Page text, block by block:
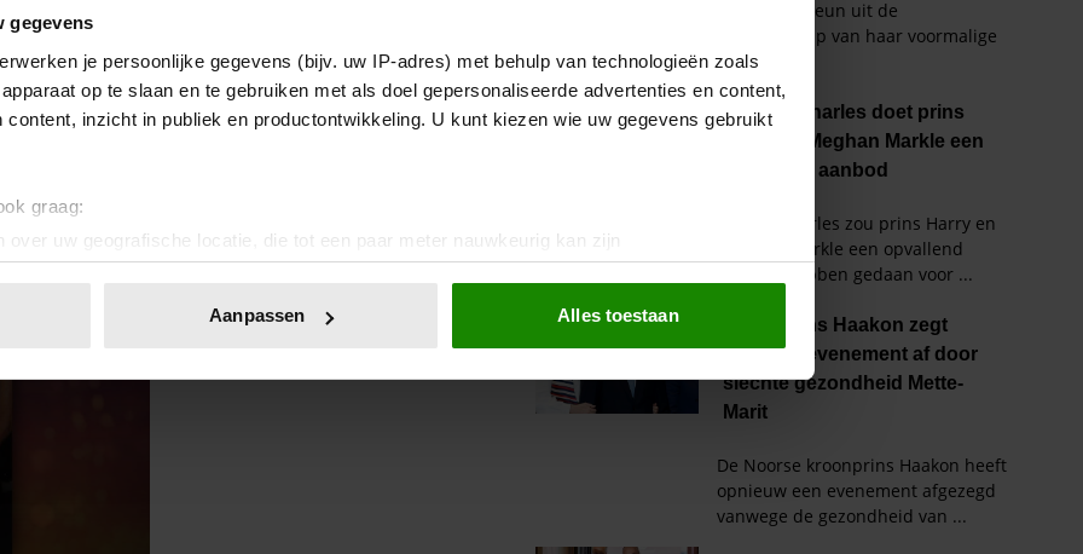
gegevens
je persoonlijke gegevens (bijv. uw IP-adres) met behulp van technologieën zoals
op te slaan en te gebruiken met als doel gepersonaliseerde advertenties en content,
content, inzicht in publiek en productontwikkeling. U kunt kiezen wie uw gegevens gebruikt
graag:
over uw geografische locatie, die tot een paar meter nauwkeurig kan zijn
door het actief te scannen op specifieke eigenschappen (fingerprinting)
of intrekken in de Cookieverklaring.
en advertenties te personaliseren, om functies voor social media te bieden en om ons
Ook delen we informatie over uw gebruik van onze site met onze partners voor social
Deze partners kunnen deze gegevens combineren met andere informatie die u aan ze heeft
op basis van uw gebruik van hun services. U gaat akkoord met onze cookies als u
Aanpassen Alles toestaan
zoon al zijn militaire titels. Vorig jaar besloot koning
Die maatregelen volgden op de aanhoudende
misdrijven van Epstein.